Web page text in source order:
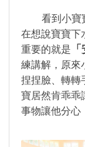
看到小寶寶
在想說寶寶下
重要的就是
練講解，原來
捏捏臉、轉轉
寶居然肯乖乖
事物讓他分心